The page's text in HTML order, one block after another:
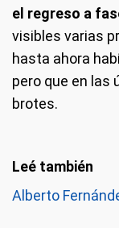
el regreso a
visibles varias
hasta ahora
pero que en las
brotes.
Alberto